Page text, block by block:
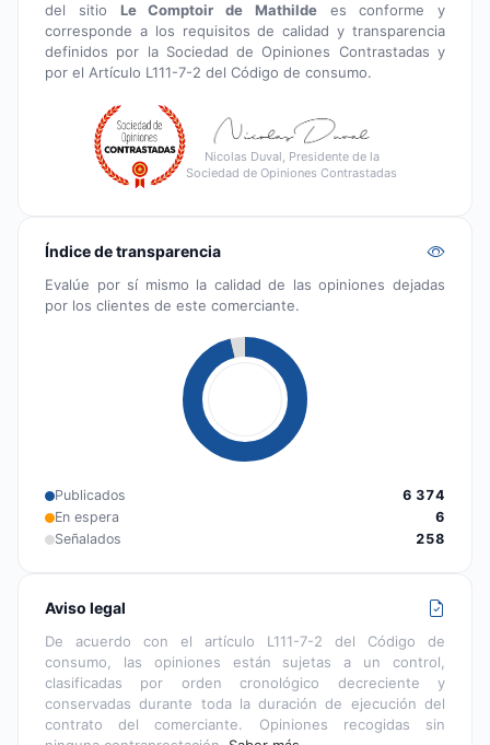
del sitio Le Comptoir de Mathildees conforme y
corresponde a los requisitos de calidad y transparencia
definidos por la Sociedad de Opiniones Contrastadas y
por el Artículo L111-7-2 del Código de consumo.
Nicolas Duval, Presidente de la
Sociedad de Opiniones Contrastadas
Índice de transparencia
Evalúe por sí mismo la calidad de las opiniones dejadas
por los clientes de este comerciante.
Publicados
6 374
En espera
6
Señalados
258
Aviso legal
De acuerdo con el artículo L111-7-2 del Código de
consumo, las opiniones están sujetas a un control,
clasificadas por orden cronológico decreciente y
conservadas durante toda la duración de ejecución del
contrato del comerciante. Opiniones recogidas sin